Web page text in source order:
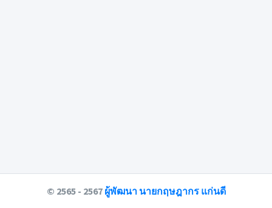
© 2565 - 2567 ผู้พัฒนา นายกฤษฎากร แก่นดี